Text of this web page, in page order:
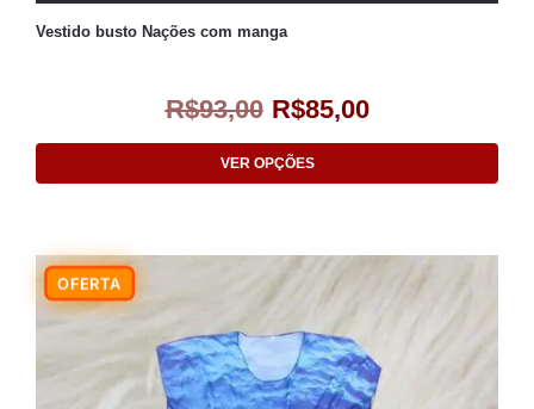
Vestido busto Nações com manga
R$93,00 R$85,00
VER OPÇÕES
-9%